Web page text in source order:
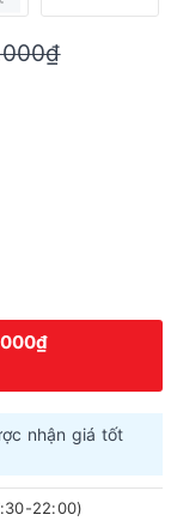
nhận giá tốt
22:00)